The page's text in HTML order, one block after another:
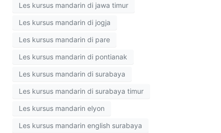
Les kursus mandarin di jawa timur
Les kursus mandarin di jogja
Les kursus mandarin di pare
Les kursus mandarin di pontianak
Les kursus mandarin di surabaya
Les kursus mandarin di surabaya timur
Les kursus mandarin elyon
Les kursus mandarin english surabaya